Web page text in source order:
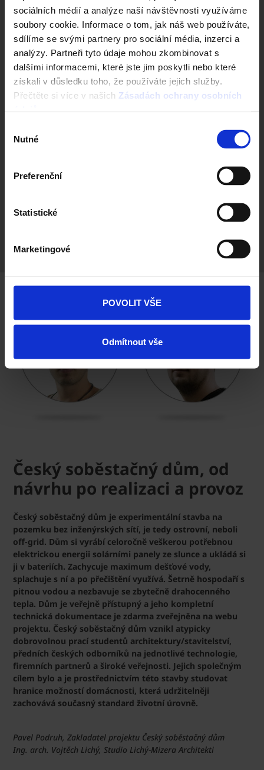
sociálních médií a analýze naší návštěvnosti využíváme
soubory cookie. Informace o tom, jak náš web používáte,
sdílíme se svými partnery pro sociální média, inzerci a
analýzy. Partneři tyto údaje mohou zkombinovat s
dalšími informacemi, které jste jim poskytli nebo které
získali v důsledku toho, že používáte jejich služby.
Přečtěte si více v našich Zásadách ochrany osobních
souhlasu
Nutné
Preferenční
Statistické
Marketingové
POVOLIT VŠE
Odmítnout vše
Stavební konstrukce v
souvislostech – další řešení
Ve stavebních konstrukcích v souvislostech se podíváme
více řadami užších uskočených soklových cihel pro stavby,
kde je například terén blízký výšce čisté podlahy.
Ing. Milan Rotek, Vedoucí oddělení produktových specialistů
společnosti Wienerberger
Český soběstačný dům, od
návrhu po realizaci a provoz
Český soběstačný dům je experimentální stavba na
pozemku bez inženýrských sítí, je tedy ostrovní, neboli
off-grid. Dům si vyrábí celoročně veškerou potřebnou
elektrickou energii solárními panely ze slunce a ukládá si
ji v bateriích. Zachycuje maximum dešťové vody,
splachuje s ní a po přečištění využívá. Šetrně hospodaří s
pitnou vodou a nezbavuje se zbytečně drahocenného
tepla. Dům je veřejně přístupný a jeho kompletní
technická dokumentace je zdarma zveřejněna na webu
projektu. Český soběstačný dům vznikl atypicky
dobrovolnou prací studentů architektury/stavitelství,
předních českých odborníků na jednotlivé technologie,
firemních partnerů a široké veřejnosti. Jejich společným
cílem bylo a je prostřednictvím této stavby studovat
hranice možností domácnosti, která udržitelněji
zachovává současný standard životní úrovně.
Pavel Podruh, Zakladatel projektu Český soběstačný dům
Ing. arch. Vojtěch Lichý, Studio Lichý-Mizera Architekti